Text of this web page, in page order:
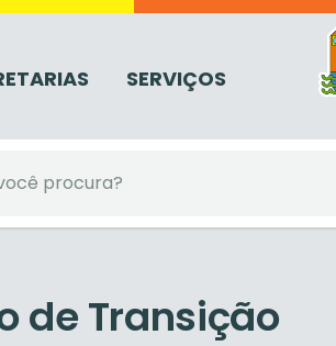
SERVIÇOS
de Transição